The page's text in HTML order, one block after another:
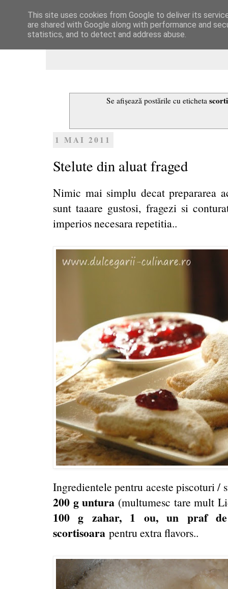
Dulcegarii culinare
Se afișează postările cu eticheta
1 MAI 2011
Stelute din aluat fraged
Nimic mai simplu decat prepararea
sunt taaare gustosi, fragezi si
imperios necesara repetitia..
Ingredientele pentru aceste piscoturi /
200 g untura (multumesc tare mult
100 g zahar, 1 ou, un praf
scortisoara pentru extra flavors..
This site uses cookies from Google to deliver its
are shared with Google along with performance and
statistics, and to detect and address abuse.